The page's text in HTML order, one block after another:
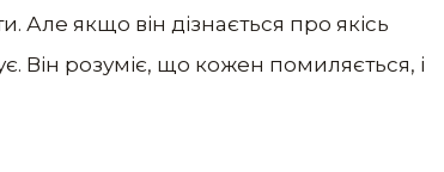
Але якщо він дізнається про якісь
Він розуміє, що кожен помиляється, і